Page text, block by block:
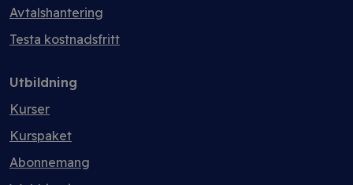
Avtalshantering
Testa kostnadsfritt
Utbildning
Kurser
Kurspaket
Abonnemang